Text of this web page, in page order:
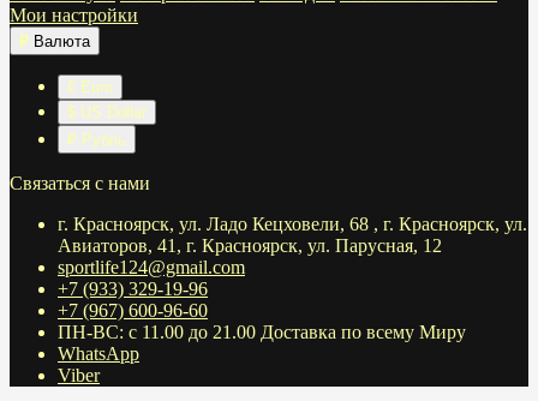
Мои настройки
₽ Валюта
€ Euro
$ US Dollar
₽ Рубль
Связаться с нами
г. Красноярск, ул. Ладо Кецховели, 68 , г. Красноярск, ул.
Авиаторов, 41, г. Красноярск, ул. Парусная, 12
sportlife124@gmail.com
+7 (933) 329-19-96
+7 (967) 600-96-60
ПН-ВС: с 11.00 до 21.00 Доставка по всему Миру
WhatsApp
Viber